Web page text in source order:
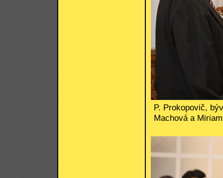
P. Prokopovič,
Machová a